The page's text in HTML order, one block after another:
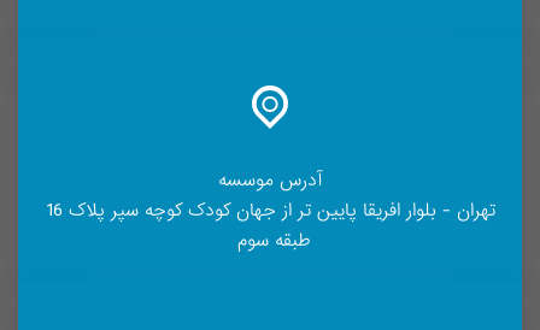
آدرس موسسه
تهران - بلوار افریقا پایین تر از جهان کودک کوچه سپر پلاک 16
طبقه سوم